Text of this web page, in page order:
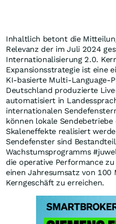
Inhaltlich betont die
Relevanz der im Juli 2024
Internationalisierung 2.0.
Expansionsstrategie ist eine
KI‑basierte
Deutschland produzierte
automatisiert in
internationalen
können lokale
Skaleneffekte realisiert
Sendefenster sind
Wachstumsprogramms
die operative Performance
einen Jahresumsatz von 100
Kerngeschäft zu erreichen.